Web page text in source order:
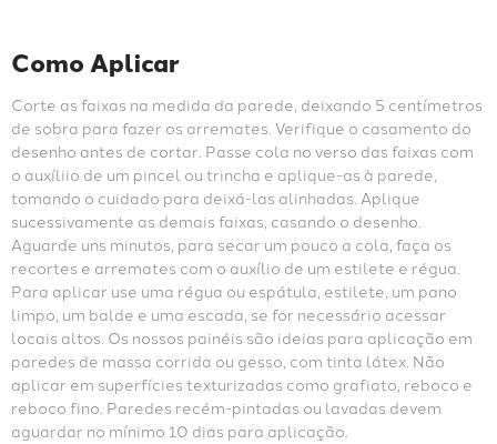
Como Aplicar
Corte as faixas na medida da parede, deixando 5 centímetros
de sobra para fazer os arremates. Verifique o casamento do
desenho antes de cortar. Passe cola no verso das faixas com
o auxíliio de um pincel ou trincha e aplique-as à parede,
tomando o cuidado para deixá-las alinhadas. Aplique
sucessivamente as demais faixas, casando o desenho.
Aguarde uns minutos, para secar um pouco a cola, faça os
recortes e arremates com o auxílio de um estilete e régua.
Para aplicar use uma régua ou espátula, estilete, um pano
limpo, um balde e uma escada, se for necessário acessar
locais altos. Os nossos painéis são ideias para aplicação em
paredes de massa corrida ou gesso, com tinta látex. Não
aplicar em superfícies texturizadas como grafiato, reboco e
reboco fino. Paredes recém-pintadas ou lavadas devem
aguardar no mínimo 10 dias para aplicação.